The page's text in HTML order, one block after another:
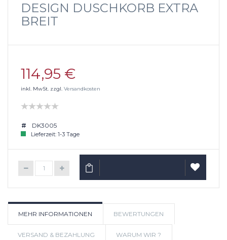
DESIGN DUSCHKORB EXTRA
BREIT
114,95 €
inkl. MwSt. zzgl. Versandkosten
DK3005
Lieferzeit: 1-3 Tage
IN DEN WARENKORB
MEHR INFORMATIONEN BEWERTUNGEN
VERSAND & BEZAHLUNG WARUM WIR ?